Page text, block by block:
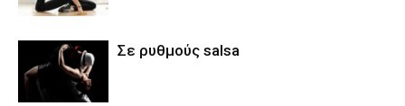
Σε ρυθμούς salsa